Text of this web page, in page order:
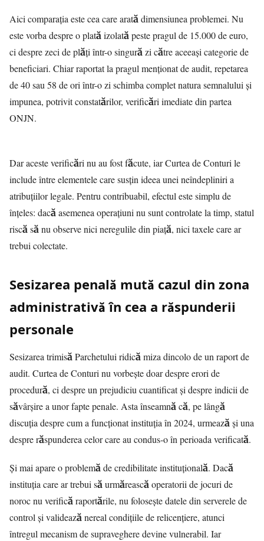
Aici comparația este cea care arată dimensiunea problemei. Nu
este vorba despre o plată izolată peste pragul de 15.000 de euro,
ci despre zeci de plăți într-o singură zi către aceeași categorie de
beneficiari. Chiar raportat la pragul menționat de audit, repetarea
de 40 sau 58 de ori într-o zi schimba complet natura semnalului și
impunea, potrivit constatărilor, verificări imediate din partea
ONJN.
Dar aceste verificări nu au fost făcute, iar Curtea de Conturi le
include între elementele care susțin ideea unei neîndepliniri a
atribuțiilor legale. Pentru contribuabil, efectul este simplu de
înțeles: dacă asemenea operațiuni nu sunt controlate la timp, statul
riscă să nu observe nici neregulile din piață, nici taxele care ar
trebui colectate.
Sesizarea penală mută cazul din zona
administrativă în cea a răspunderii
personale
Sesizarea trimisă Parchetului ridică miza dincolo de un raport de
audit. Curtea de Conturi nu vorbește doar despre erori de
procedură, ci despre un prejudiciu cuantificat și despre indicii de
săvârșire a unor fapte penale. Asta înseamnă că, pe lângă
discuția despre cum a funcționat instituția în 2024, urmează și una
despre răspunderea celor care au condus-o în perioada verificată.
Și mai apare o problemă de credibilitate instituțională. Dacă
instituția care ar trebui să urmărească operatorii de jocuri de
noroc nu verifică raportările, nu folosește datele din serverele de
control și validează nereal condițiile de relicențiere, atunci
întregul mecanism de supraveghere devine vulnerabil. Iar